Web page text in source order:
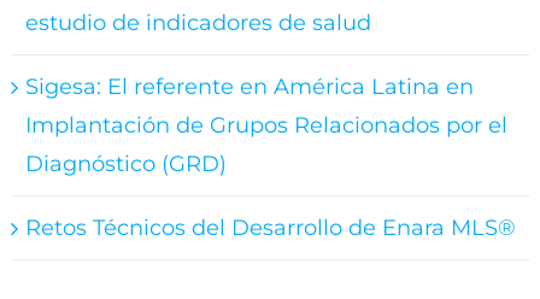
estudio de indicadores de salud
Sigesa: El referente en América Latina en
Implantación de Grupos Relacionados por el
Diagnóstico (GRD)
Retos Técnicos del Desarrollo de Enara MLS®